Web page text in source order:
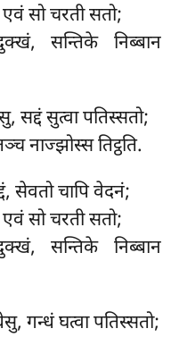
सो चरती सतो;
सन्तिके निब्बान
सद्दं सुत्वा पतिस्सतो;
नाज्झोस्स तिट्ठति.
सेवतो चापि वेदनं;
सो चरती सतो;
सन्तिके निब्बान
गन्धं घत्वा पतिस्सतो;